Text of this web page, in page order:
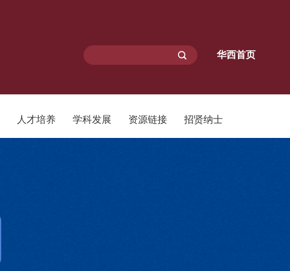
华西首页
人才培养 学科发展 资源链接 招贤纳士